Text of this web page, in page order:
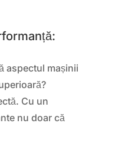
aspectul mașinii
Cu un
nu doar că